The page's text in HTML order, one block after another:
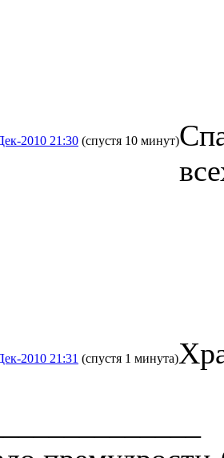
2010 21:30 (спустя 10 минут)
2010 21:31 (спустя 1 минута)